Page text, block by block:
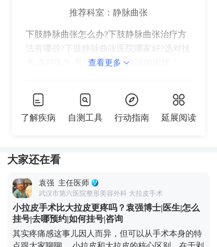
推荐科室：静脉曲张
下肢静脉曲张怎么办?下肢静脉曲张治疗方
法有哪些?下肢静脉曲张医院哪家好?选对技
术,选对医生,早日摆脱静脉曲张的困扰！
查看更多
了解疾病 自测工具 行动指南 延展阅读
大家还在看
袁强 主任医师
武汉市第六医院整形美容外科 大拉皮手术
小拉皮手术比大拉皮更疼吗？袁强博士|医生|怎么
挂号|去哪预约|如何挂号|咨询
其实疼痛感这事儿因人而异，但可以从手术本身的特